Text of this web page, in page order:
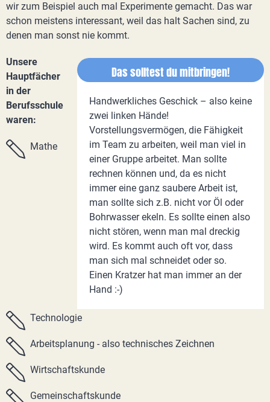
wir zum Beispiel auch mal Experimente gemacht. Das war
schon meistens interessant, weil das halt Sachen sind, zu
denen man sonst nie kommt.
Das solltest du mitbringen!
Handwerkliches Geschick – also keine
zwei linken Hände!
Vorstellungsvermögen, die Fähigkeit
im Team zu arbeiten, weil man viel in
einer Gruppe arbeitet. Man sollte
rechnen können und, da es nicht
immer eine ganz saubere Arbeit ist,
man sollte sich z.B. nicht vor Öl oder
Bohrwasser ekeln. Es sollte einen also
nicht stören, wenn man mal dreckig
wird. Es kommt auch oft vor, dass
man sich mal schneidet oder so.
Einen Kratzer hat man immer an der
Hand :-)
Unsere
Hauptfächer
in der
Berufsschule
waren:
Mathe
Technologie
Arbeitsplanung - also technisches Zeichnen
Wirtschaftskunde
Gemeinschaftskunde